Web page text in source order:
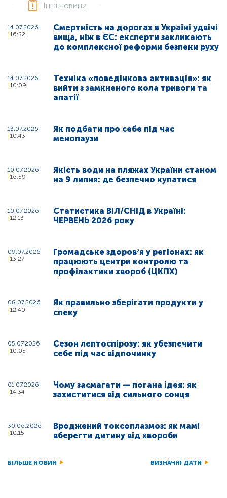
Інші новини
14.07.2026
16:52
Смертність на дорогах в Україні удвічі
вища, ніж в ЄС: експерти закликають
до комплексної реформи безпеки руху
14.07.2026
10:09
Техніка «поведінкова активація»: як
вийти з замкненого кола тривоги та
апатії
13.07.2026
10:43
Як подбати про себе під час
менопаузи
10.07.2026
16:59
Якість води на пляжах України станом
на 9 липня: де безпечно купатися
10.07.2026
12:13
Статистика ВІЛ/СНІД в Україні:
ЧЕРВЕНЬ 2026 року
09.07.2026
13:27
Громадське здоровʼя у регіонах: як
працюють центри контролю та
профілактики хвороб (ЦКПХ)
08.07.2026
12:40
Як правильно зберігати продукти у
спеку
05.07.2026
10:05
Сезон лептоспірозу: як убезпечити
себе під час відпочинку
01.07.2026
14:34
Чому засмагати — погана ідея: як
захиститися від сильного сонця
30.06.2026
10:15
Вроджений токсоплазмоз: як мамі
вберегти дитину від хвороби
БІЛЬШЕ НОВИН ВИЗНАЧНІ ДАТИ